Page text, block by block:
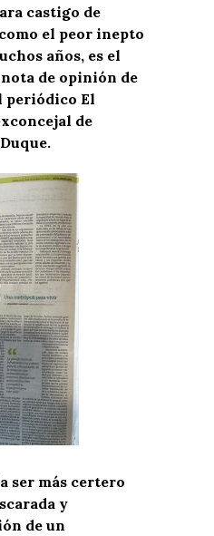
castigo de
el peor inepto
años, es el
de opinión de
periódico El
de
ser más certero
y
de un